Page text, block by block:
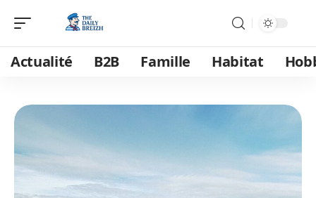
Actualité B2B Famille Habitat